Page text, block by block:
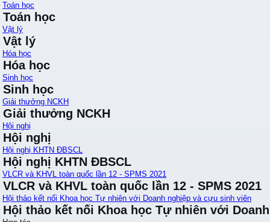
Toán học
Toán học
Vật lý
Vật lý
Hóa học
Hóa học
Sinh học
Sinh học
Giải thưởng NCKH
Giải thưởng NCKH
Hội nghị
Hội nghị
Hội nghị KHTN ĐBSCL
Hội nghị KHTN ĐBSCL
VLCR và KHVL toàn quốc lần 12 - SPMS 2021
VLCR và KHVL toàn quốc lần 12 - SPMS 2021
Hội thảo kết nối Khoa học Tự nhiên với Doanh nghiệp và cựu sinh viên
Hội thảo kết nối Khoa học Tự nhiên với